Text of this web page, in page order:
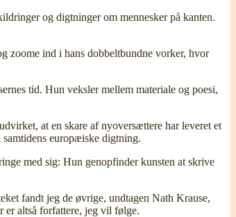
og digtninger om mennesker på kanten.
zoome ind i hans dobbeltbundne vorker, hvor
tid. Hun veksler mellem materiale og poesi,
at en skare af nyoversættere har leveret et
samtidens europæiske digtning.
med sig: Hun genopfinder kunsten at skrive
fandt jeg de øvrige, undtagen Nath Krause,
er altså forfattere, jeg vil følge.